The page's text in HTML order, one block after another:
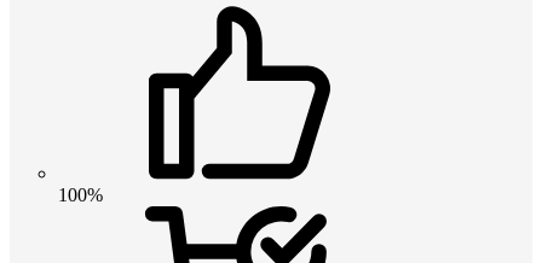
100%